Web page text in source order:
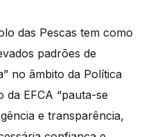
das Pescas tem como
padrões de
no âmbito da Política
da EFCA “pauta-se
e transparência,